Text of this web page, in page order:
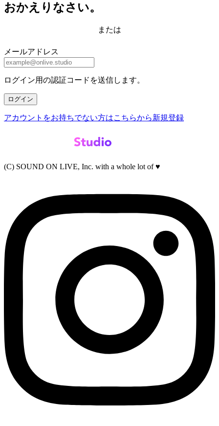
おかえりなさい。
または
メールアドレス
ログイン用の認証コードを送信します。
ログイン
アカウントをお持ちでない方はこちらから新規登録
(C) SOUND ON LIVE, Inc. with a whole lot of ♥